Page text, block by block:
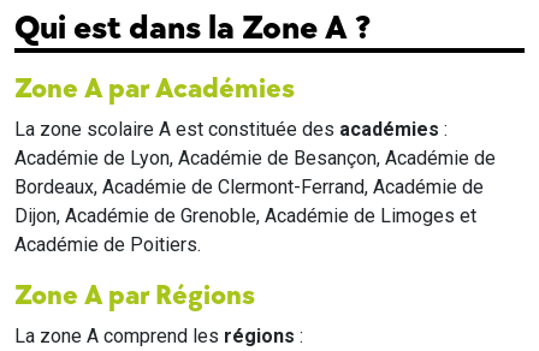
Qui est dans la Zone A ?
Zone A par Académies
La zone scolaire A est constituée des académies :
Académie de Lyon, Académie de Besançon, Académie de
Bordeaux, Académie de Clermont-Ferrand, Académie de
Dijon, Académie de Grenoble, Académie de Limoges et
Académie de Poitiers.
Zone A par Régions
La zone A comprend les régions :